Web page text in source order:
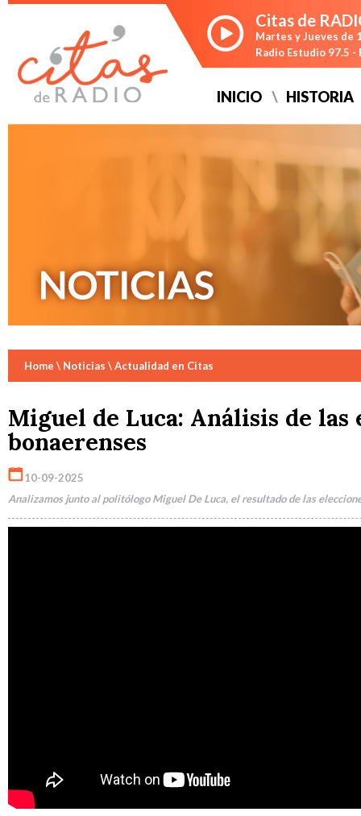
Citas de
Martes y Jueves de
Radio Estudio 97.5 -
INICIO HISTORIA
Home \ Noticias \ Actualidad en Citas
Miguel de Luca: Análisis de las
bonaerenses
10-09-2025
Analizamos junto al politólogo Miguel De Luca, el resultado de las